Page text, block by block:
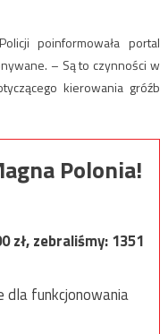
poinformowała portal
– Są to czynności w
kierowania gróźb
Polonia!
zł, zebraliśmy:1351
dla funkcjonowania